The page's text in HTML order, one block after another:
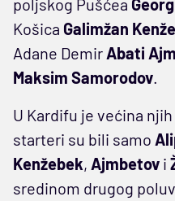
poljskog Pušćea
Košica Galimžan
Adane Demir Abati
Maksim Samorodov.
U Kardifu je većina
starteri su bili samo
Kenžebek, Ajmbetov i
sredinom drugog